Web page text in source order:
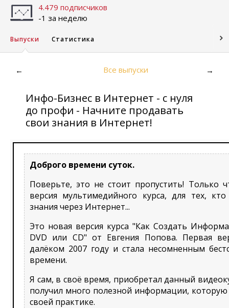
4.479 подписчиков
-1 за неделю
Выпуски Статистика
← Все выпуски →
Инфо-Бизнес в Интернет - с нуля
до профи - Начните продавать
свои знания в Интернет!
Доброго времени суток.
Поверьте, это не стоит пропустить! Только
версия мультимедийного курса, для тех,
знания через Интернет...
Это новая версия курса "Как Создать
DVD или CD" от Евгения Попова. Первая
далёком 2007 году и стала несомненным
времени.
Я сам, в своё время, приобретал данный
получил много полезной информации,
своей практике.